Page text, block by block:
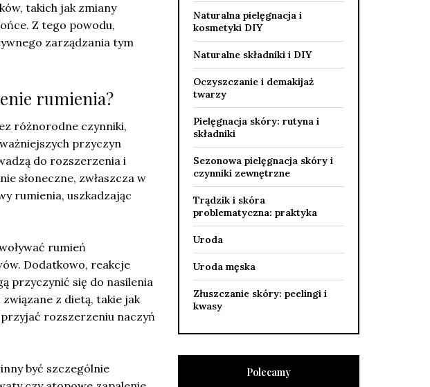
takich jak zmiany
Z tego powodu,
zarządzania tym
rumienia?
różnorodne czynniki,
przyczyn
do rozszerzenia i
słoneczne, zwłaszcza w
rumienia, uszkadzając
rumień
Dodatkowo, reakcje
przyczynić się do nasilenia
z dietą, takie jak
rozszerzeniu naczyń
być szczególnie
Naturalna pielęgnacja i
kosmetyki DIY
Naturalne składniki i DIY
Oczyszczanie i demakijaż
twarzy
Pielęgnacja skóry: rutyna i
składniki
Sezonowa pielęgnacja skóry i
czynniki zewnętrzne
Trądzik i skóra
problematyczna: praktyka
Uroda
Uroda męska
Złuszczanie skóry: peelingi i
kwasy
Polecamy